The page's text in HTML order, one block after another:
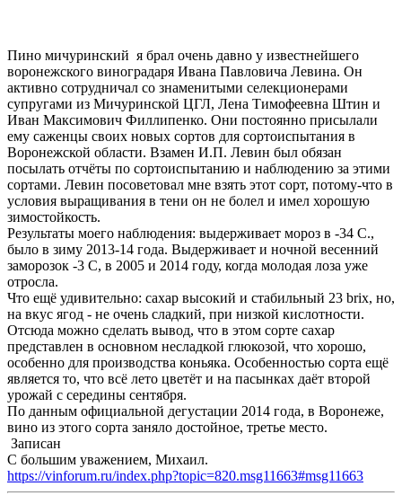
Пино мичуринский я брал очень давно у известнейшего
воронежского виноградаря Ивана Павловича Левина. Он
активно сотрудничал со знаменитыми селекционерами
супругами из Мичуринской ЦГЛ, Лена Тимофеевна Штин и
Иван Максимович Филлипенко. Они постоянно присылали
ему саженцы своих новых сортов для сортоиспытания в
Воронежской области. Взамен И.П. Левин был обязан
посылать отчёты по сортоиспытанию и наблюдению за этими
сортами. Левин посоветовал мне взять этот сорт, потому-что в
условия выращивания в тени он не болел и имел хорошую
зимостойкость.
Результаты моего наблюдения: выдерживает мороз в -34 С.,
было в зиму 2013-14 года. Выдерживает и ночной весенний
заморозок -3 С, в 2005 и 2014 году, когда молодая лоза уже
отросла.
Что ещё удивительно: сахар высокий и стабильный 23 brix, но,
на вкус ягод - не очень сладкий, при низкой кислотности.
Отсюда можно сделать вывод, что в этом сорте сахар
представлен в основном несладкой глюкозой, что хорошо,
особенно для производства коньяка. Особенностью сорта ещё
является то, что всё лето цветёт и на пасынках даёт второй
урожай с середины сентября.
По данным официальной дегустации 2014 года, в Воронеже,
вино из этого сорта заняло достойное, третье место.
Записан
С большим уважением, Михаил.
https://vinforum.ru/index.php?topic=820.msg11663#msg11663